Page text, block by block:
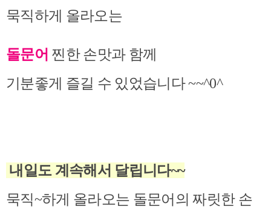
묵직하게 올라오는
돌문어 찐한 손맛과 함께
기분좋게 즐길 수 있었습니다 ~~^0^
내일도 계속해서 달립니다~~
묵직~하게 올라오는 돌문어의 짜릿한 손